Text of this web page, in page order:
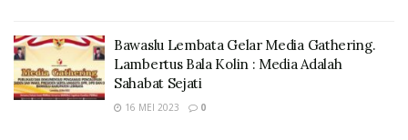
Bawaslu Lembata Gelar Media Gathering.
Lambertus Bala Kolin : Media Adalah
Sahabat Sejati
16 MEI 2023 0